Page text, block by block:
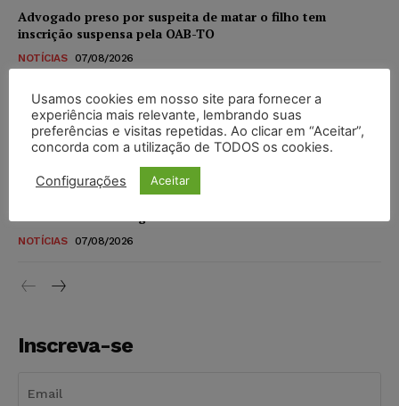
Advogado preso por suspeita de matar o filho tem
inscrição suspensa pela OAB-TO
NOTÍCIAS 07/08/2026
STF amplia isenção de IBS e CBS na compra de veículos
novos para pessoas com deficiência e autistas de todos os
níveis
07/08/2026
Justiça do Trabalho mantém justa causa de empregado que
NOTÍCIAS 07/08/2026
Inscreva-se
Usamos cookies em nosso site para fornecer a
experiência mais relevante, lembrando suas
preferências e visitas repetidas. Ao clicar em “Aceitar”,
concorda com a utilização de TODOS os cookies.
Configurações Aceitar